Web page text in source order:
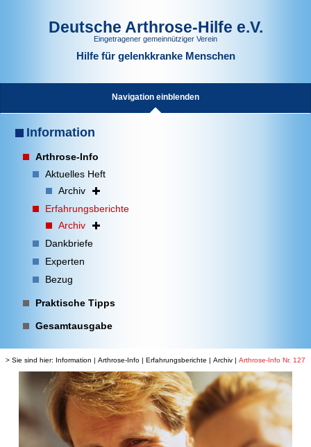
Deutsche Arthrose-Hilfe e.V.
Eingetragener gemeinnütziger Verein
Hilfe für gelenkkranke Menschen
Navigation einblenden
Information
Arthrose-Info
Aktuelles Heft
Archiv
Erfahrungsberichte
Archiv
Dankbriefe
Experten
Bezug
Praktische Tipps
Gesamtausgabe
> Sie sind hier: Information | Arthrose-Info | Erfahrungsberichte | Archiv | Arthrose-Info Nr. 127